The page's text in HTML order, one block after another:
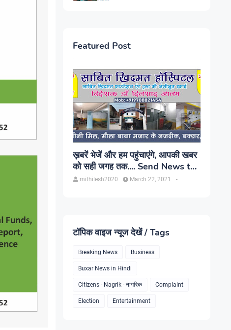
परामर्श
Featured Post
ख़बरें भेजें और हम पहुंचाएंगे, आपकी खबर
को सही जगह तक.... Send News to
us!mithilesh2020 -
March 22, 2021
टॉपिक वाइज न्यूज देखें / Tags
Breaking News Business
Buxar News in Hindi
Citizens - Nagrik - नागरिक Complaint
Election Entertainment